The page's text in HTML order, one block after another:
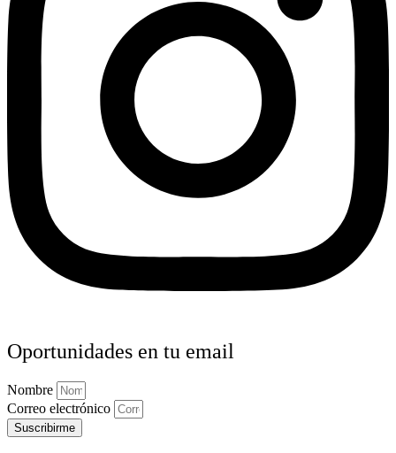
Oportunidades en tu email
Nombre
Correo electrónico
Suscribirme